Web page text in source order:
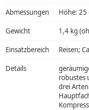
Abmessungen Höhe: 25
Gewicht 1,4 kg
Einsatzbereich Reisen;
Details
robustes
drei